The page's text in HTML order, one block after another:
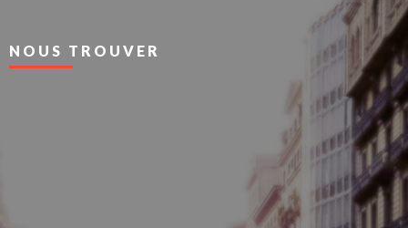
NOUS TROUVER